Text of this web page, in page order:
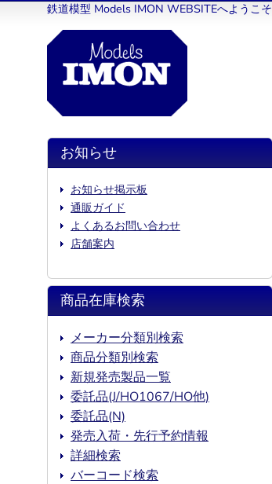
鉄道模型 Models IMON WEBSITEへようこそ
お知らせ
お知らせ掲示板
通販ガイド
よくあるお問い合わせ
店舗案内
商品在庫検索
メーカー分類別検索
商品分類別検索
新規発売製品一覧
委託品(J/HO1067/HO他)
委託品(N)
発売入荷・先行予約情報
詳細検索
バーコード検索